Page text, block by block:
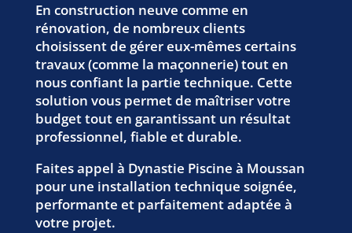
En construction neuve comme en
rénovation, de nombreux clients
choisissent de gérer eux-mêmes certains
travaux (comme la maçonnerie) tout en
nous confiant la partie technique. Cette
solution vous permet de maîtriser votre
budget tout en garantissant un résultat
professionnel, fiable et durable.
Faites appel à Dynastie Piscine à Moussan
pour une installation technique soignée,
performante et parfaitement adaptée à
votre projet.